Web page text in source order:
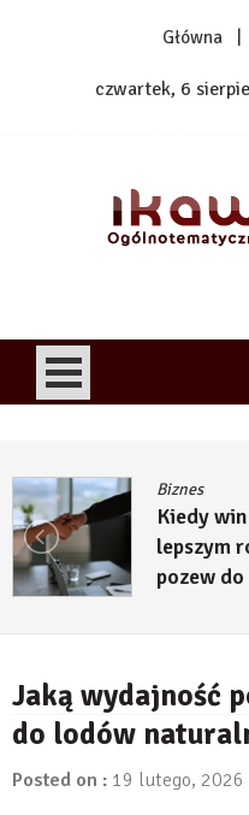
Główna
czwartek, 6
Biznes
Kiedy
lepszym
pozew do
Jaką wydajność
do lodów
Posted on : 19 lutego, 2026